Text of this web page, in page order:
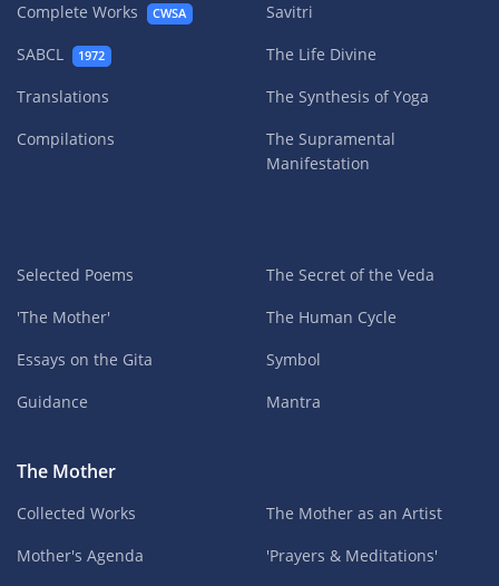
Complete Works CWSA
SABCL 1972
Translations
Compilations
Savitri
The Life Divine
The Synthesis of Yoga
The Supramental
Manifestation
Selected Poems
'The Mother'
Essays on the Gita
Guidance
The Secret of the Veda
The Human Cycle
Symbol
Mantra
The Mother
Collected Works
Mother's Agenda
The Mother as an Artist
'Prayers & Meditations'